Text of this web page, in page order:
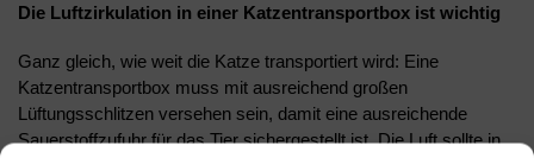
Die Luftzirkulation in einer Katzentransportbox ist wichtig
Ganz gleich, wie weit die Katze transportiert wird: Eine
Katzentransportbox muss mit ausreichend großen
Lüftungsschlitzen versehen sein, damit eine ausreichende
Sauerstoffzufuhr für das Tier sichergestellt ist. Die Luft sollte in